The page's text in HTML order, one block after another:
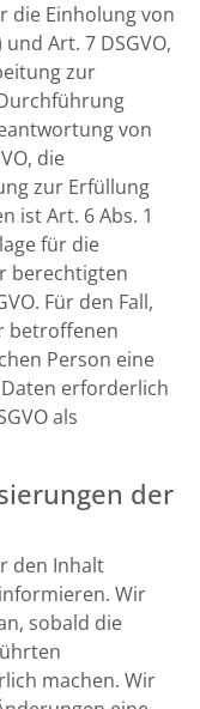
die Einholung von
Art. 7 DSGVO,
zur
von
die
zur Erfüllung
ist Art. 6 Abs. 1
für die
berechtigten
Für den Fall,
betroffenen
Person eine
erforderlich
als
der
den Inhalt
Wir
sobald die
machen. Wir